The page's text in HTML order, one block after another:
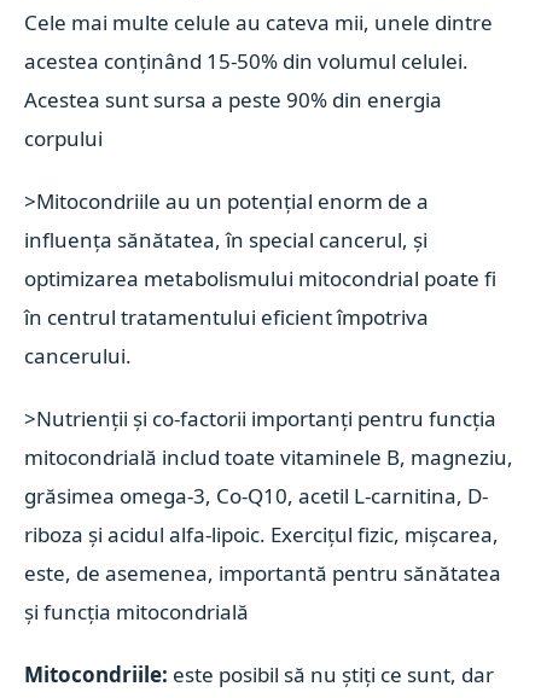
Cele mai multe celule au cateva mii, unele dintre
acestea conținând 15-50% din volumul celulei.
Acestea sunt sursa a peste 90% din energia
corpului
>Mitocondriile au un potențial enorm de a
influența sănătatea, în special cancerul, și
optimizarea metabolismului mitocondrial poate fi
în centrul tratamentului eficient împotriva
cancerului.
>Nutrienții și co-factorii importanți pentru funcția
mitocondrială includ toate vitaminele B, magneziu,
grăsimea omega-3, Co-Q10, acetil L-carnitina, D-
riboza și acidul alfa-lipoic. Exercițul fizic, mișcarea,
este, de asemenea, importantă pentru sănătatea
și funcția mitocondrială
Mitocondriile: este posibil să nu știți ce sunt, dar